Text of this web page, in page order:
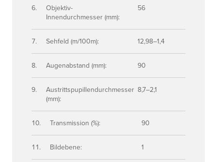
Objektiv-
Innendurchmesser (mm):
56
Sehfeld (m/100m): 12,98–1,4
Augenabstand (mm): 90
Austrittspupillendurchmesser
(mm):
8,7–2,1
Transmission (%): 90
Bildebene: 1